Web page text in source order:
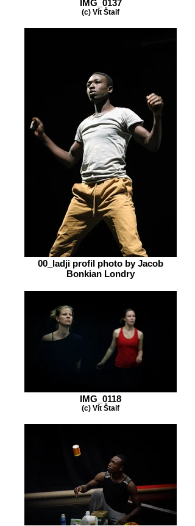
IMG_0137
(c) Vít Štaif
00_ladji profil photo by Jacob
Bonkian Londry
IMG_0118
(c) Vít Štaif